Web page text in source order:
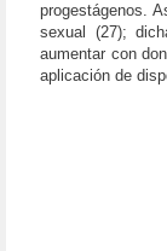
progestágenos.
sexual (27);
aumentar con
aplicación de